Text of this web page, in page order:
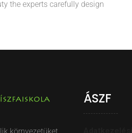
the experts carefully design
ÁSZF